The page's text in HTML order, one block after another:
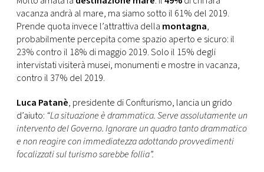
vacanza andrà al mare, ma siamo sotto il 61% del 2019.
Prende quota invece l’attrattiva della montagna,
probabilmente percepita come spazio aperto e sicuro: il
23% contro il 18% di maggio 2019. Solo il 15% degli
intervistati visiterà musei, monumenti e mostre in vacanza,
contro il 37% del 2019.
Luca Patanè, presidente di Confturismo, lancia un grido
d’aiuto: “La situazione è drammatica. Serve assolutamente un
intervento del Governo. Ignorare un quadro tanto drammatico
e non reagire con immediatezza adottando provvedimenti
focalizzati sul turismo sarebbe follia”.